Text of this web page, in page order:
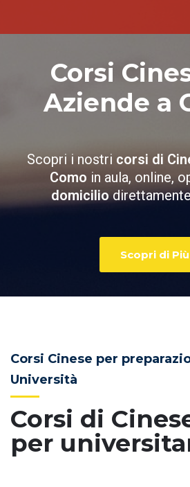
Corsi
Aziende a
Scopri i nostri corsi di
Como in aula, online,
domicilio
Scopri di Più
Corsi di
per
Corsi Cinese per
Università